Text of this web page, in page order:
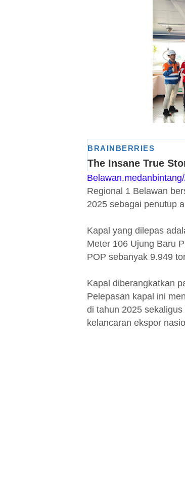
Regional 1 Belawan
2025 sebagai penutup
Kapal yang dilepas
Meter 106 Ujung Baru
POP sebanyak 9.949
Kapal diberangkatkan
Pelepasan kapal ini
di tahun 2025
kelancaran ekspor